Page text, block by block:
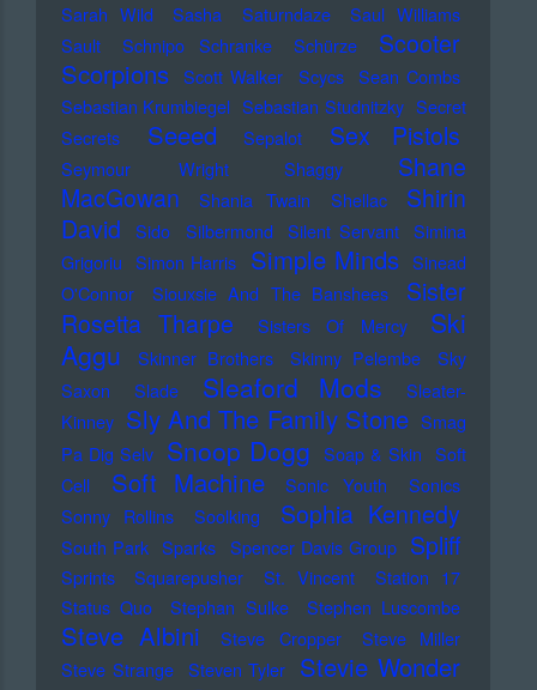
Sarah Wild
Sasha Saturndaze
Saul Williams
Sault
Schnipo Schranke Schürze Scooter
Scorpions Scott Walker Scycs Sean Combs
Sebastian Krumbiegel Sebastian Studnitzky Secret
Secrets
Seeed Sepalot Sex Pistols
Seymour Wright Shaggy
Shane
MacGowan
Shania Twain Shellac
Shirin
David
Sido Silbermond Silent Servant Simina
Grigoriu Simon Harris Simple Minds Sinead
O'Connor
Siouxsie And The Banshees
Sister
Rosetta Tharpe
Sisters Of Mercy
Ski
Aggu
Skinner Brothers Skinny Pelembe
Sky
Saxon
Slade Sleaford Mods
Sleater-
Kinney Sly And The Family Stone Smag
Pa Dig Selv Snoop Dogg Soap & Skin Soft
Cell
Soft Machine Sonic Youth
Sonics
Sonny Rollins
Soolking Sophia Kennedy
South Park Sparks Spencer Davis Group Spliff
Sprints Squarepusher St. Vincent
Station 17
Status Quo
Stephan Sulke Stephen Luscombe
Steve Albini Steve Cropper
Steve Miller
Steve Strange Steven Tyler Stevie Wonder